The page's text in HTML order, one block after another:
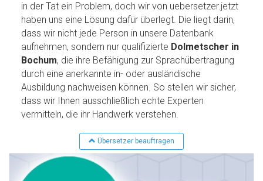
in der Tat ein Problem, doch wir von uebersetzer.jetzt
haben uns eine Lösung dafür überlegt. Die liegt darin,
dass wir nicht jede Person in unsere Datenbank
aufnehmen, sondern nur qualifizierte Dolmetscher in
Bochum, die ihre Befähigung zur Sprachübertragung
durch eine anerkannte in- oder ausländische
Ausbildung nachweisen können. So stellen wir sicher,
dass wir Ihnen ausschließlich echte Experten
vermitteln, die ihr Handwerk verstehen.
Übersetzer beauftragen